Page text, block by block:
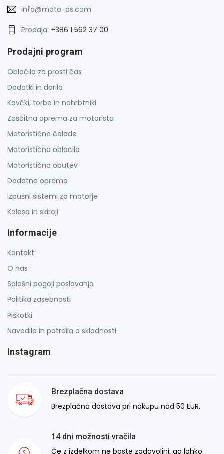
info@moto-as.com
Prodaja: +386 1 562 37 00
Prodajni program
Oblačila za prosti čas
Dodatki in darila
Kovčki, torbe in nahrbtniki
Zaščitna oprema za motorista
Motoristične čelade
Motoristična oblačila
Motoristična obutev
Dodatna oprema
Izpušni sistemi za motorje
Kolesa in skiroji
Informacije
Kontakt
O nas
Splošni pogoji poslovanja
Politika zasebnosti
Piškotki
Navodila in potrdila o skladnosti
Instagram
Brezplačna dostava
Brezplačna dostava pri nakupu nad 50 EUR.
14 dni možnosti vračila
Če z izdelkom ne boste zadovoljni, ga lahko